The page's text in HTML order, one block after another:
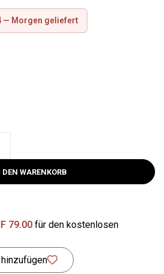
— Morgen geliefert
DEN WARENKORB
79.00 für den kostenlosen